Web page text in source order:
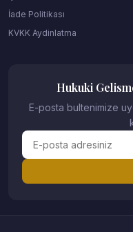
İade Politikası
KVKK Aydinlatma
Hukuki
E-posta bultenimize